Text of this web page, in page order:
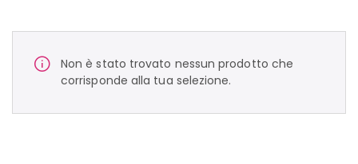
Non è stato trovato nessun prodotto che
corrisponde alla tua selezione.